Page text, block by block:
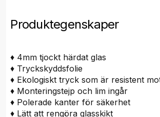
Produktegenskaper
♦ 4mm tjockt härdat glas
♦ Tryckskyddsfolie
♦ Ekologiskt tryck som är resistent
♦ Monteringstejp och lim ingår
♦ Polerade kanter för säkerhet
♦ Lätt att rengöra glasskikt